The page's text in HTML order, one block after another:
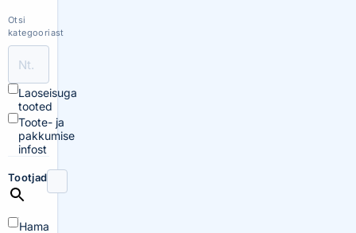
Otsi
kategooriast
Laoseisuga
tooted
Toote- ja
pakkumise
infost
Tootjad
Hama